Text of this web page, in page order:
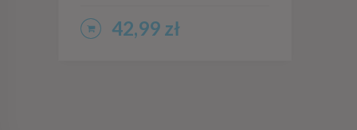
42,99 zł
DODAJ DO KOSZYKA